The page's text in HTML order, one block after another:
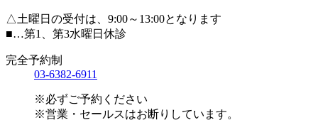
△土曜日の受付は、9:00～13:00となります
■…第1、第3水曜日休診
完全予約制
03-6382-6911
※必ずご予約ください
※営業・セールスはお断りしています。